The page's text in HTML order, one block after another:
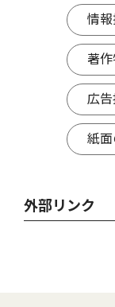
情
著
広
紙
外部リンク